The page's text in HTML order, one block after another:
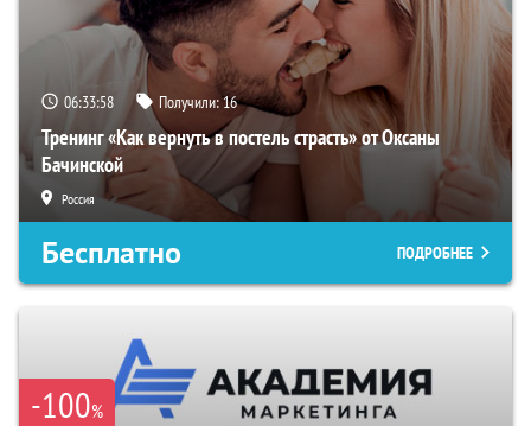
06:33:57 Получили:16
Тренинг «Как вернуть в постель страсть» от Оксаны
Бачинской
Россия
Бесплатно ПОДРОБНЕЕ
-100%